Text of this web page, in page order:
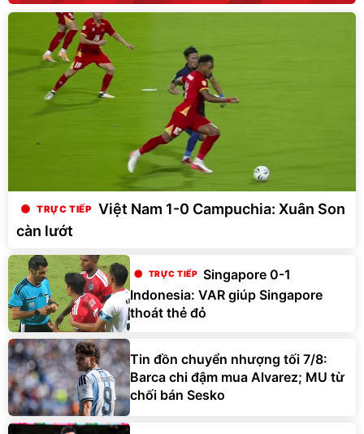
Việt Nam 1-0 Campuchia: Xuân Son
càn lướt
Singapore 0-1
Indonesia: VAR giúp Singapore
thoát thẻ đỏ
Tin đồn chuyển nhượng tối 7/8:
Barca chi đậm mua Alvarez; MU từ
chối bán Sesko